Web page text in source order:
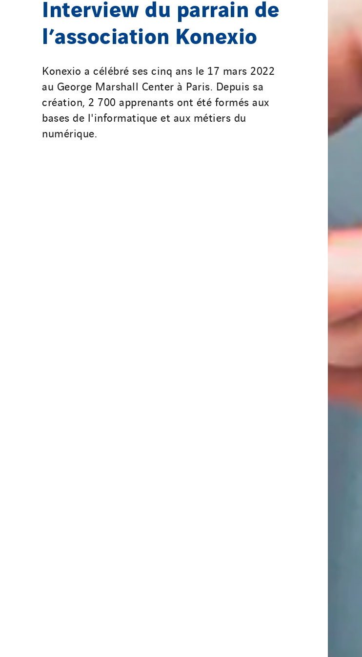
Interview du parrain de
l’association Konexio
Konexio a célébré ses cinq ans le 17 mars 2022
au George Marshall Center à Paris. Depuis sa
création, 2 700 apprenants ont été formés aux
bases de l'informatique et aux métiers du
numérique.